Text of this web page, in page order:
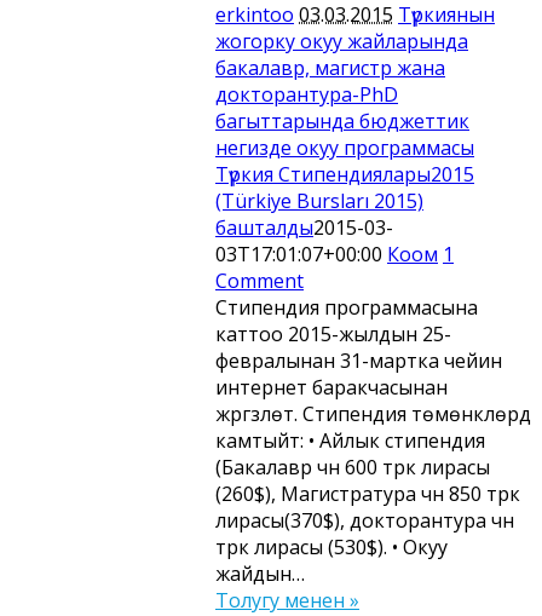
erkintoo 03.03.2015 Түркиянын
жогорку окуу жайларында
бакалавр, магистр жана
докторантура-PhD
багыттарында бюджеттик
негизде окуу программасы
Түркия Стипендиялары2015
(Türkiye Bursları 2015)
башталды2015-03-
03T17:01:07+00:00 Коом 1
Comment
Стипендия программасына
каттоо 2015-жылдын 25-
февралынан 31-мартка чейин
интернет баракчасынан
жүргүзүлөт. Стипендия төмөнкүлөрдү
камтыйт: • Айлык стипендия
(Бакалавр үчүн 600 түрк лирасы
(260$), Магистратура үчүн 850 түрк
лирасы(370$), докторантура үчүн
түрк лирасы (530$). • Окуу
жайдын…
Толугу менен »